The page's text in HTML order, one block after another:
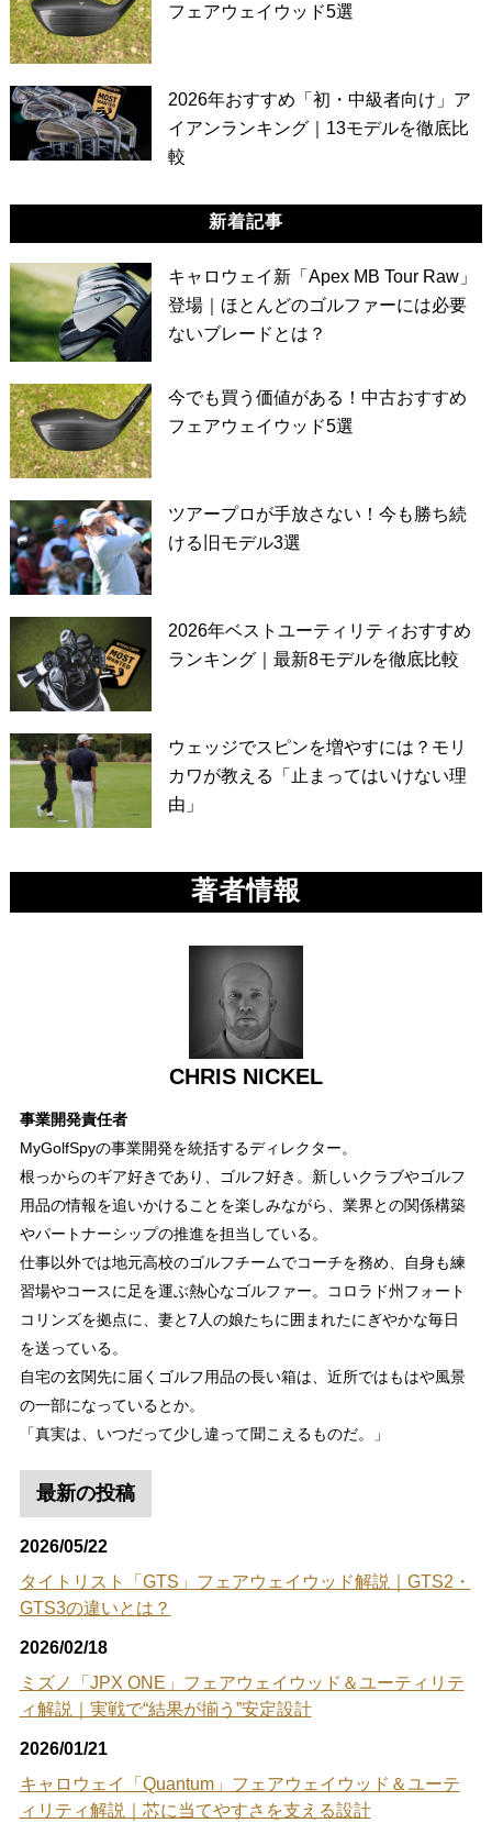
フェアウェイウッド5選
2026年おすすめ「初・中級者向け」ア
イアンランキング｜13モデルを徹底比
較
新着記事
キャロウェイ新「Apex MB Tour Raw」
登場｜ほとんどのゴルファーには必要
ないブレードとは？
今でも買う価値がある！中古おすすめ
フェアウェイウッド5選
ツアープロが手放さない！今も勝ち続
ける旧モデル3選
2026年ベストユーティリティおすすめ
ランキング｜最新8モデルを徹底比較
ウェッジでスピンを増やすには？モリ
カワが教える「止まってはいけない理
由」
著者情報
CHRIS NICKEL
事業開発責任者
MyGolfSpyの事業開発を統括するディレクター。
根っからのギア好きであり、ゴルフ好き。新しいクラブやゴルフ
用品の情報を追いかけることを楽しみながら、業界との関係構築
やパートナーシップの推進を担当している。
仕事以外では地元高校のゴルフチームでコーチを務め、自身も練
習場やコースに足を運ぶ熱心なゴルファー。コロラド州フォート
コリンズを拠点に、妻と7人の娘たちに囲まれたにぎやかな毎日
を送っている。
自宅の玄関先に届くゴルフ用品の長い箱は、近所ではもはや風景
の一部になっているとか。
「真実は、いつだって少し違って聞こえるものだ。」
最新の投稿
2026/05/22
タイトリスト「GTS」フェアウェイウッド解説｜GTS2・
GTS3の違いとは？
2026/02/18
ミズノ「JPX ONE」フェアウェイウッド＆ユーティリテ
ィ解説｜実戦で“結果が揃う”安定設計
2026/01/21
キャロウェイ「Quantum」フェアウェイウッド＆ユーテ
ィリティ解説｜芯に当てやすさを支える設計